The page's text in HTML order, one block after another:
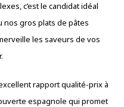
c’est le candidat idéal
gros plats de pâtes
les saveurs de vos
rapport qualité-prix à
espagnole qui promet